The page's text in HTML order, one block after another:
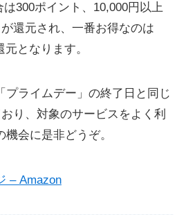
300ポイント、10,000円以上
還元され、一番お得なのは
となります。
プライムデー」の終了日と同じ
り、対象のサービスをよく利
会に是非どうぞ。
– Amazon